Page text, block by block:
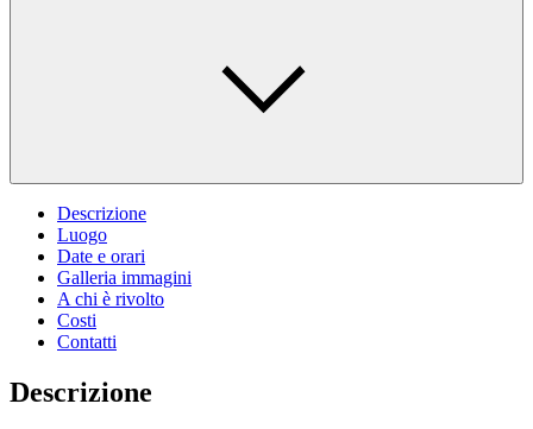
Descrizione
Luogo
Date e orari
Galleria immagini
A chi è rivolto
Costi
Contatti
Descrizione